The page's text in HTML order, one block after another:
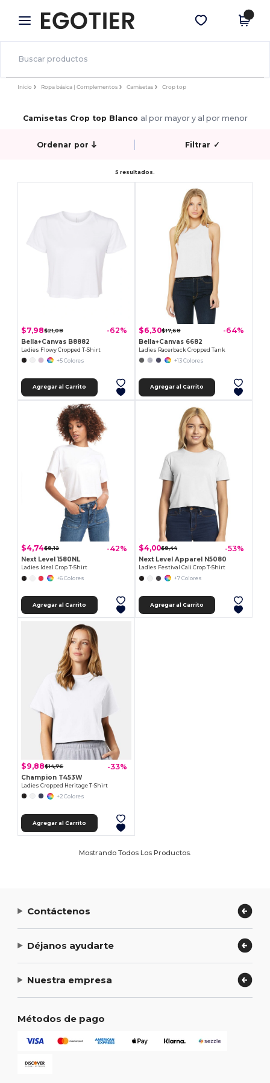
× App de Egotier
¡Mejores precios en app!
Descargar app
Inicio Ropa básica | Complementos Camisetas Crop top
Camisetas Crop top Blanco al por mayor y al por menor
Ordenar por Filtrar ✓
5 resultados.
$7,98$21,08 -62%
Bella+Canvas B8882
Ladies Flowy Cropped T-Shirt
+5 Colores
Agregar al Carrito
$6,30$17,68 -64%
Bella+Canvas 6682
Ladies Racerback Cropped Tank
+13 Colores
Agregar al Carrito
$4,74$8,12 -42%
Next Level 1580NL
Ladies Ideal Crop T-Shirt
+6 Colores
Agregar al Carrito
$4,00$8,44 -53%
Next Level Apparel N5080
Ladies Festival Cali Crop T-Shirt
+7 Colores
Agregar al Carrito
$9,88$14,76 -33%
Champion T453W
Ladies Cropped Heritage T-Shirt
+2 Colores
Agregar al Carrito
Mostrando Todos Los Productos.
Contáctenos
Déjanos ayudarte
Nuestra empresa
Métodos de pago